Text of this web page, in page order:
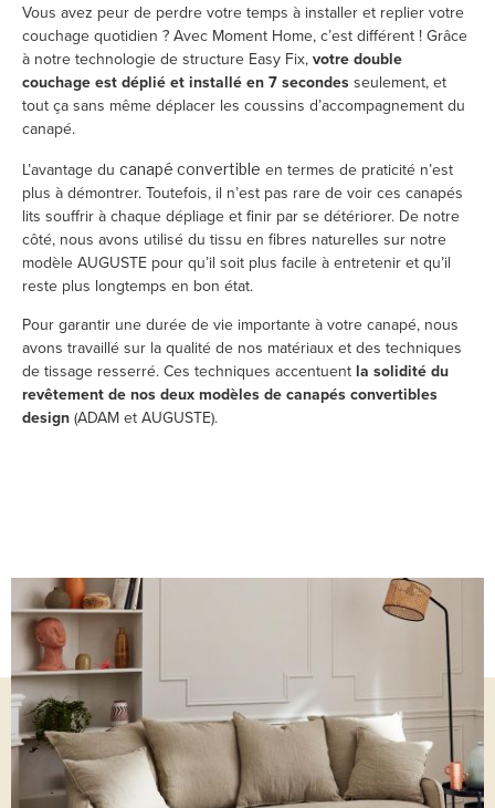
Vous avez peur de perdre votre temps à installer et replier votre
couchage quotidien ? Avec Moment Home, c’est différent ! Grâce
à notre technologie de structure Easy Fix,votre double
couchage est déplié et installé en 7 secondesseulement, et
tout ça sans même déplacer les coussins d’accompagnement du
canapé.
L’avantage du canapé convertible en termes de praticité n’est
plus à démontrer. Toutefois, il n’est pas rare de voir ces canapés
lits souffrir à chaque dépliage et finir par se détériorer. De notre
côté, nous avons utilisé du tissu en fibres naturelles sur notre
modèle AUGUSTE pour qu’il soit plus facile à entretenir et qu’il
reste plus longtemps en bon état.
Pour garantir une durée de vie importante à votre canapé, nous
avons travaillé sur la qualité de nos matériaux et des techniques
de tissage resserré. Ces techniques accentuentla solidité du
revêtement de nos deux modèles de canapés convertibles
design(ADAM et AUGUSTE).